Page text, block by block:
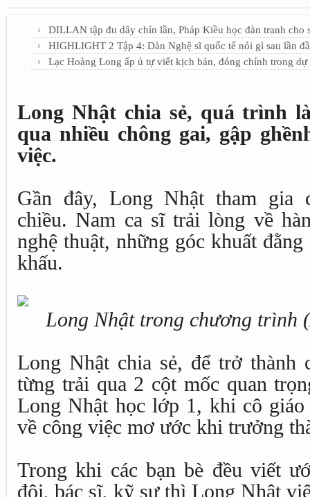
DILLAN tập đu dây chín lần, Pháp Kiều học đàn tranh cho
HIGHLIGHT 2 Tập 4: Dàn Nghệ sĩ quốc tế nói gì sau lần
Lạc Hoàng Long ấp ủ tự viết kịch bản, đóng chính trong dự
Long Nhật chia sẻ, quá trình
qua nhiều chông gai, gập
việc.
Gần đây, Long Nhật tham gia
chiều. Nam ca sĩ trải lòng về
nghệ thuật, những góc khuất đằng
khấu.
Long Nhật trong chương trình
Long Nhật chia sẻ, để trở thành
từng trải qua 2 cột mốc quan
Long Nhật học lớp 1, khi cô
về công việc mơ ước khi trưởng
Trong khi các bạn bè đều viết
đội, bác sĩ, kỹ sư thì Long Nhật